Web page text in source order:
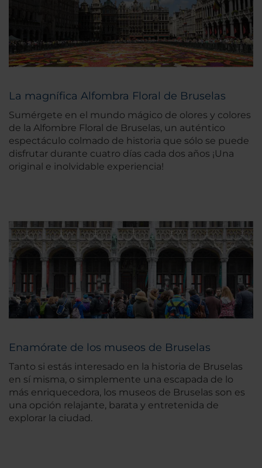
La magnífica Alfombra Floral de Bruselas
Sumérgete en el mundo mágico de olores y colores
de la Alfombre Floral de Bruselas, un auténtico
espectáculo colmado de historia que sólo se puede
disfrutar durante cuatro días cada dos años ¡Una
original e inolvidable experiencia!
Enamórate de los museos de Bruselas
Tanto si estás interesado en la historia de Bruselas
en sí misma, o simplemente una escapada de lo
más enriquecedora, los museos de Bruselas son es
una opción relajante, barata y entretenida de
explorar la ciudad.